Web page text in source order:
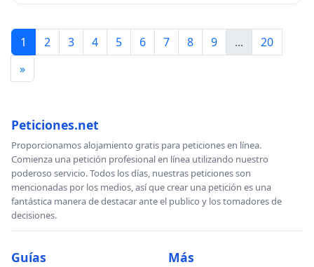
1 2 3 4 5 6 7 8 9 ...
20
»
Peticiones.net
Proporcionamos alojamiento gratis para peticiones en línea.
Comienza una petición profesional en línea utilizando nuestro
poderoso servicio. Todos los días, nuestras peticiones son
mencionadas por los medios, así que crear una petición es una
fantástica manera de destacar ante el publico y los tomadores de
decisiones.
Guías Más